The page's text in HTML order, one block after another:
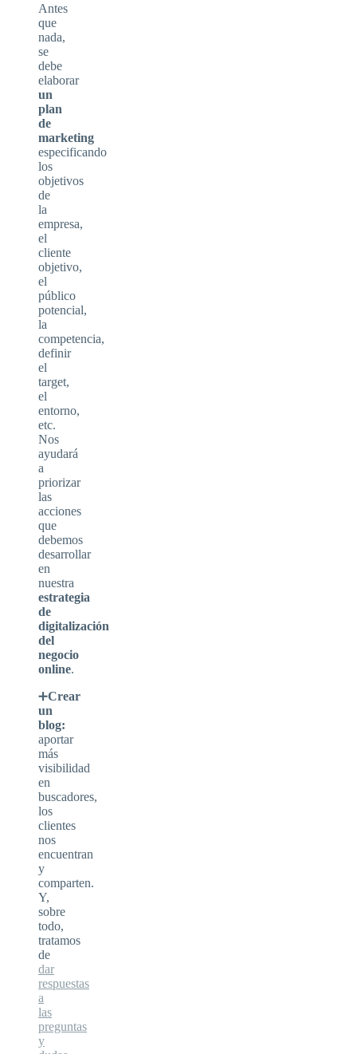
Antes
que
nada,
se
debe
elaborar
un
plan
de
marketing
especificando
los
objetivos
de
la
empresa,
el
cliente
objetivo,
el
público
potencial,
la
competencia,
definir
el
target,
el
entorno,
etc.
Nos
ayudará
a
priorizar
las
acciones
que
debemos
desarrollar
en
nuestra
estrategia
de
digitalización
del
negocio
online.
➕Crear
un
blog:
aportar
más
visibilidad
en
buscadores,
los
clientes
nos
encuentran
y
comparten.
Y,
sobre
todo,
tratamos
de
dar
respuestas
a
las
preguntas
y